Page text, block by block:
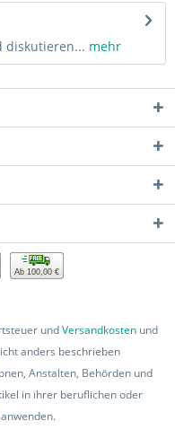
diskutieren... mehr
Ab 100,00 €
undVersandkostenund
anders beschrieben
Anstalten, Behörden und
in ihrer beruflichen oder